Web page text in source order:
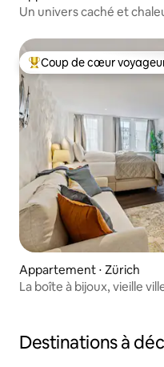
Un univers caché et
Coups de cœur voyageurs
Coup de cœur
Appartement ⋅ Zürich
La boîte à bijoux, vieille
Destinations à